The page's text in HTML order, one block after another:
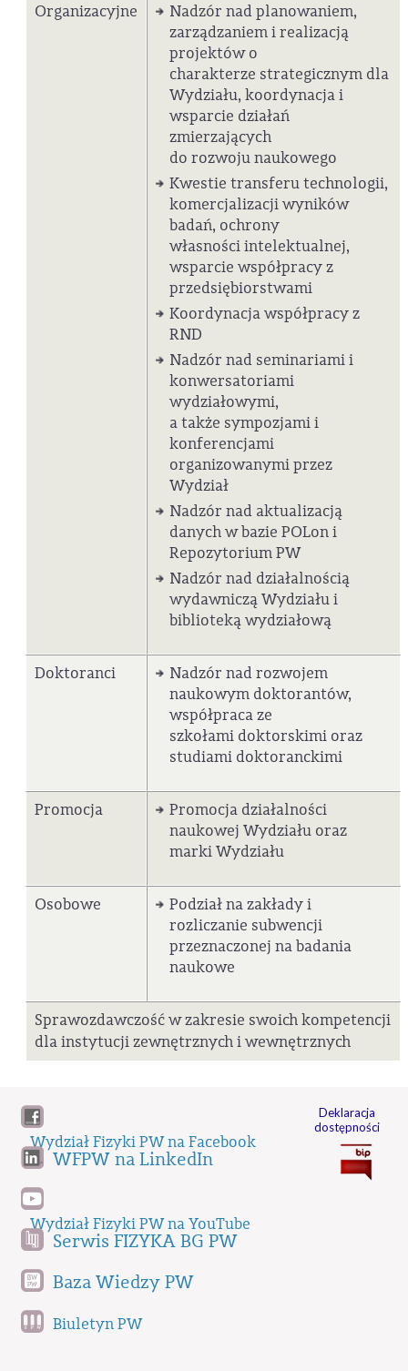
Organizacyjne
Nadzór nad planowaniem,
zarządzaniem i realizacją
projektów o
charakterze strategicznym dla
Wydziału, koordynacja i
wsparcie działań
zmierzających
do rozwoju naukowego
Kwestie transferu technologii,
komercjalizacji wyników
badań, ochrony
własności intelektualnej,
wsparcie współpracy z
przedsiębiorstwami
Koordynacja współpracy z
RND
Nadzór nad seminariami i
konwersatoriami
wydziałowymi,
a także sympozjami i
konferencjami
organizowanymi przez
Wydział
Nadzór nad aktualizacją
danych w bazie POLon i
Repozytorium PW
Nadzór nad działalnością
wydawniczą Wydziału i
biblioteką wydziałową
Doktoranci
Nadzór nad rozwojem
naukowym doktorantów,
współpraca ze
szkołami doktorskimi oraz
studiami doktoranckimi
Promocja
Promocja działalności
naukowej Wydziału oraz
marki Wydziału
Osobowe
Podział na zakłady i
rozliczanie subwencji
przeznaczonej na badania
naukowe
Sprawozdawczość w zakresie swoich kompetencji
dla instytucji zewnętrznych i wewnętrznych
Wydział Fizyki PW na Facebook
WFPW na LinkedIn
Wydział Fizyki PW na YouTube
Serwis FIZYKA BG PW
Baza Wiedzy PW
Biuletyn PW
Deklaracja
dostępności